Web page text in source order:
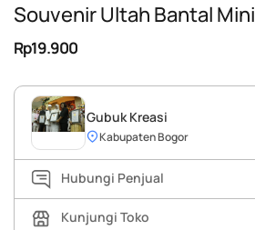
Souvenir Ultah Bantal Mini
Rp19.900
Gubuk Kreasi
Kabupaten Bogor
Hubungi Penjual
Kunjungi Toko